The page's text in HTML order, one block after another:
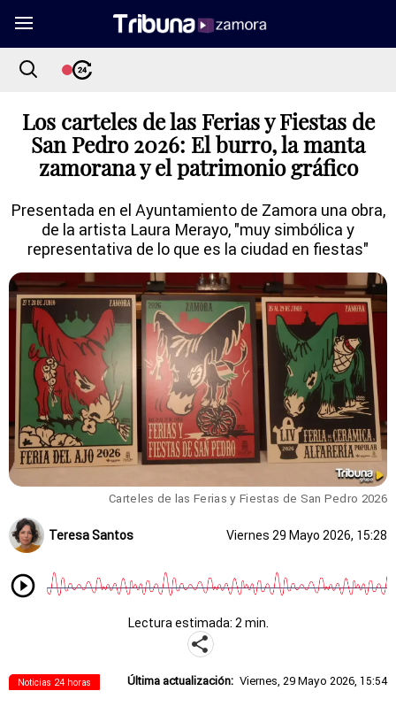
Los carteles de las Ferias y Fiestas de
San Pedro 2026: El burro, la manta
zamorana y el patrimonio gráfico
Presentada en el Ayuntamiento de Zamora una obra,
de la artista Laura Merayo, "muy simbólica y
representativa de lo que es la ciudad en fiestas"
Carteles de las Ferias y Fiestas de San Pedro 2026
Teresa Santos Viernes 29 Mayo 2026, 15:28
Lectura estimada: 2 min.
Noticias 24 horas Última actualización: Viernes, 29 Mayo 2026, 15:54